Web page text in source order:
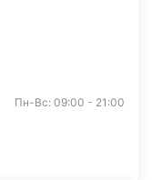
Пн-Вс: 09:00 - 21:00